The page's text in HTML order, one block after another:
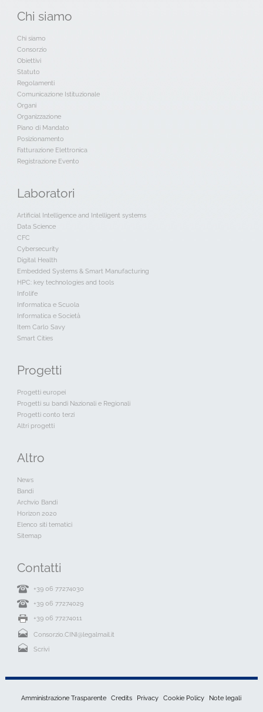
Chi siamo
Chi siamo
Consorzio
Obiettivi
Statuto
Regolamenti
Comunicazione Istituzionale
Organi
Organizzazione
Piano di Mandato
Posizionamento
Fatturazione Elettronica
Registrazione Evento
Laboratori
Artificial Intelligence and Intelligent systems
Data Science
CFC
Cybersecurity
Digital Health
Embedded Systems & Smart Manufacturing
HPC: key technologies and tools
Infolife
Informatica e Scuola
Informatica e Società
Item Carlo Savy
Smart Cities
Progetti
Progetti europei
Progetti su bandi Nazionali e Regionali
Progetti conto terzi
Altri progetti
Altro
News
Bandi
Archvio Bandi
Horizon 2020
Elenco siti tematici
Sitemap
Contatti
+39 06 77274030
+39 06 77274029
+39 06 77274011
Consorzio.CINI@legalmail.it
Scrivi
Amministrazione Trasparente Credits Privacy Cookie Policy Note legali